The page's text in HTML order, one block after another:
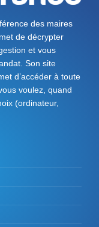
des maires
de décrypter
et vous
Son site
d’accéder à toute
voulez, quand
(ordinateur,